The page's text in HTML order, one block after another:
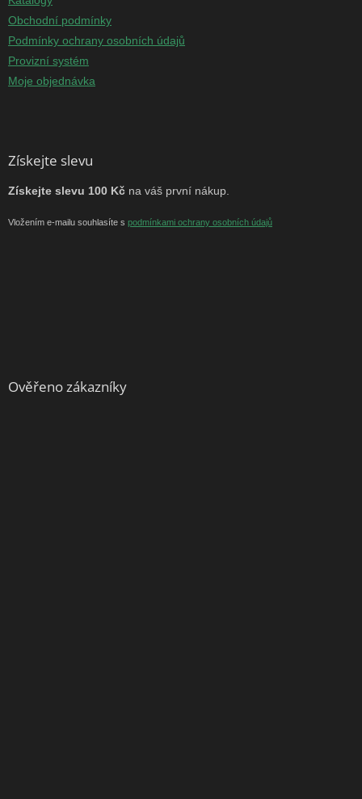
Obchodní podmínky
Podmínky ochrany osobních údajů
Provizní systém
Moje objednávka
Získejte slevu
Získejte slevu 100 Kč na váš první nákup.
Vložením e-mailu souhlasíte s podmínkami ochrany osobních údajů
Ověřeno zákazníky